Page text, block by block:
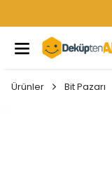
Ürünler Bit Pazarı